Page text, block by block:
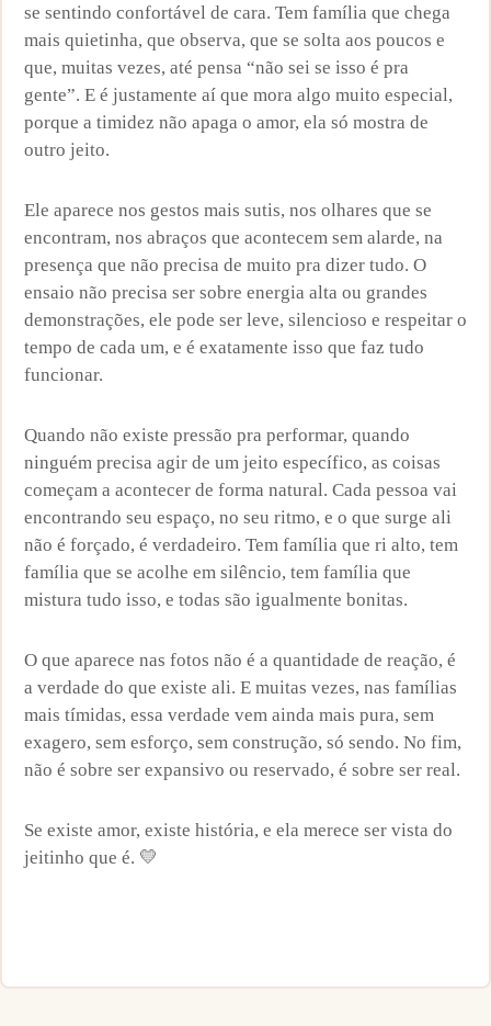
se sentindo confortável de cara. Tem família que chega
mais quietinha, que observa, que se solta aos poucos e
que, muitas vezes, até pensa “não sei se isso é pra
gente”. E é justamente aí que mora algo muito especial,
porque a timidez não apaga o amor, ela só mostra de
outro jeito.
Ele aparece nos gestos mais sutis, nos olhares que se
encontram, nos abraços que acontecem sem alarde, na
presença que não precisa de muito pra dizer tudo. O
ensaio não precisa ser sobre energia alta ou grandes
demonstrações, ele pode ser leve, silencioso e respeitar o
tempo de cada um, e é exatamente isso que faz tudo
funcionar.
Quando não existe pressão pra performar, quando
ninguém precisa agir de um jeito específico, as coisas
começam a acontecer de forma natural. Cada pessoa vai
encontrando seu espaço, no seu ritmo, e o que surge ali
não é forçado, é verdadeiro. Tem família que ri alto, tem
família que se acolhe em silêncio, tem família que
mistura tudo isso, e todas são igualmente bonitas.
O que aparece nas fotos não é a quantidade de reação, é
a verdade do que existe ali. E muitas vezes, nas famílias
mais tímidas, essa verdade vem ainda mais pura, sem
exagero, sem esforço, sem construção, só sendo. No fim,
não é sobre ser expansivo ou reservado, é sobre ser real.
Se existe amor, existe história, e ela merece ser vista do
jeitinho que é. 💛